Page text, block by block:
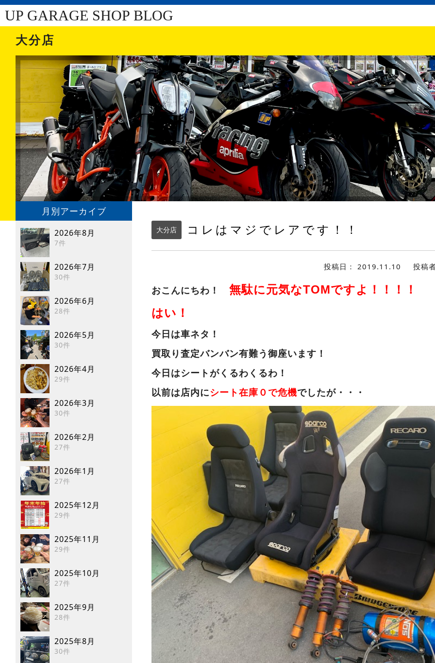
UP GARAGE SHOP BLOG
大分店
月別アーカイブ
2026年8月
7件
2026年7月
30件
2026年6月
28件
2026年5月
30件
2026年4月
29件
2026年3月
30件
2026年2月
27件
2026年1月
27件
2025年12月
29件
2025年11月
29件
2025年10月
27件
2025年9月
28件
2025年8月
30件
大分店 コレはマジでレアです！！
投稿日： 2019.11.10 投稿
おこんにちわ！ 無駄に元気なTOMですよ！！！！
はい！
今日は車ネタ！
買取り査定バンバン有難う御座います！
今日はシートがくるわくるわ！
以前は店内にシート在庫０で危機でしたが・・・